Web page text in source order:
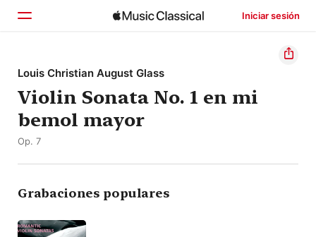
Iniciar sesión
Inicio
Explorar
Buscar
Louis Christian August Glass
Violin Sonata No. 1 en mi
bemol mayor
Op. 7
Grabaciones populares